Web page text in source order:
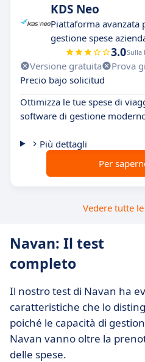
KDS Neo
Piattaforma avanzata
gestione spese
3.0Sulla
Versione gratuita Prova
Precio bajo solicitud
Ottimizza le tue spese di
software di gestione
Più dettagli
Per
Vedere tutte
Navan: Il test
completo
Il nostro test di Navan ha
caratteristiche che lo
poiché le capacità di
Navan vanno oltre la
delle spese.